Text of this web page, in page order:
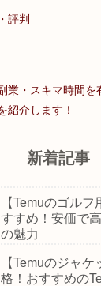
評判
業・スキマ時間
紹介します！
新着記事
【Temuのゴル
すすめ！安価で
の魅力
【Temuのジャ
格！おすすめの